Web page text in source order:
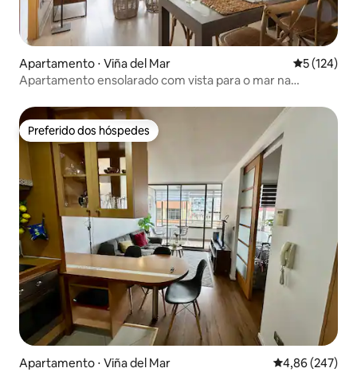
Apartamento ⋅ Viña del Mar 5 de uma
5 (124)
Apartamento ensolarado com vista para o mar na
Preferido dos hóspedes
Preferido dos hóspedes
Apartamento ⋅ Viña del Mar 4,86 de uma
4,86 (247)